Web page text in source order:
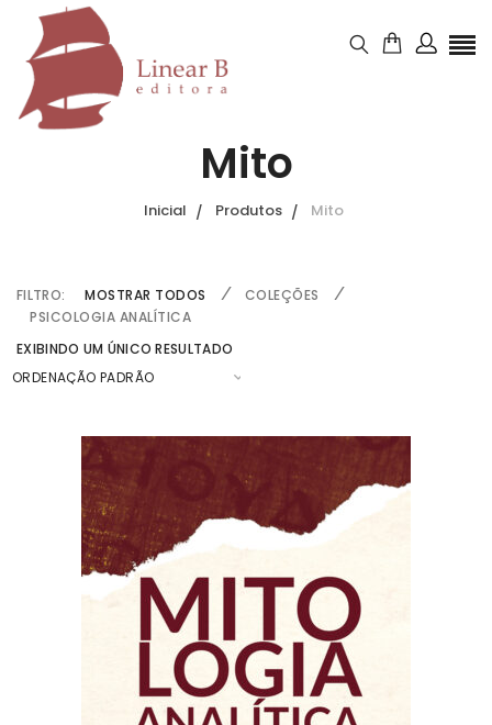
Mito
Inicial Produtos Mito
FILTRO: MOSTRAR TODOS
COLEÇÕES
PSICOLOGIA ANALÍTICA
EXIBINDO UM ÚNICO RESULTADO